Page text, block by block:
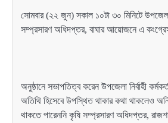
সোমবার (২২ জুন) সকাল ১০টা ৩০ মিনিটে
সম্প্রসারণ অধিদপ্তর, বাঘার আয়োজনে এ
অনুষ্ঠানে সভাপতিত্ব করেন উপজেলা নির্বাহী
অতিথি হিসেবে উপস্থিত থাকার কথা থাকলেও
থাকতে পারেননি কৃষি সম্প্রসারণ অধিদপ্তর,